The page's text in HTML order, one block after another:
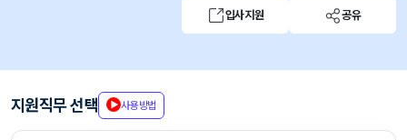
입사지원 공유
지원직무 선택 사용방법